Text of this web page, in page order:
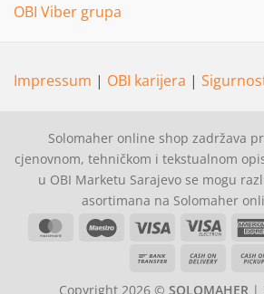
OBI Viber grupa
Impressum | OBI karijera |
Solomaher online shop zadržava
cjenovnom, tehničkom i tekstualnom
u OBI Marketu Sarajevo se mogu
asortimana na Solomaher
MasterCardMaestro Visa
Visa
Bank
Cash
Copyright 2026 © SOLOMAHER |